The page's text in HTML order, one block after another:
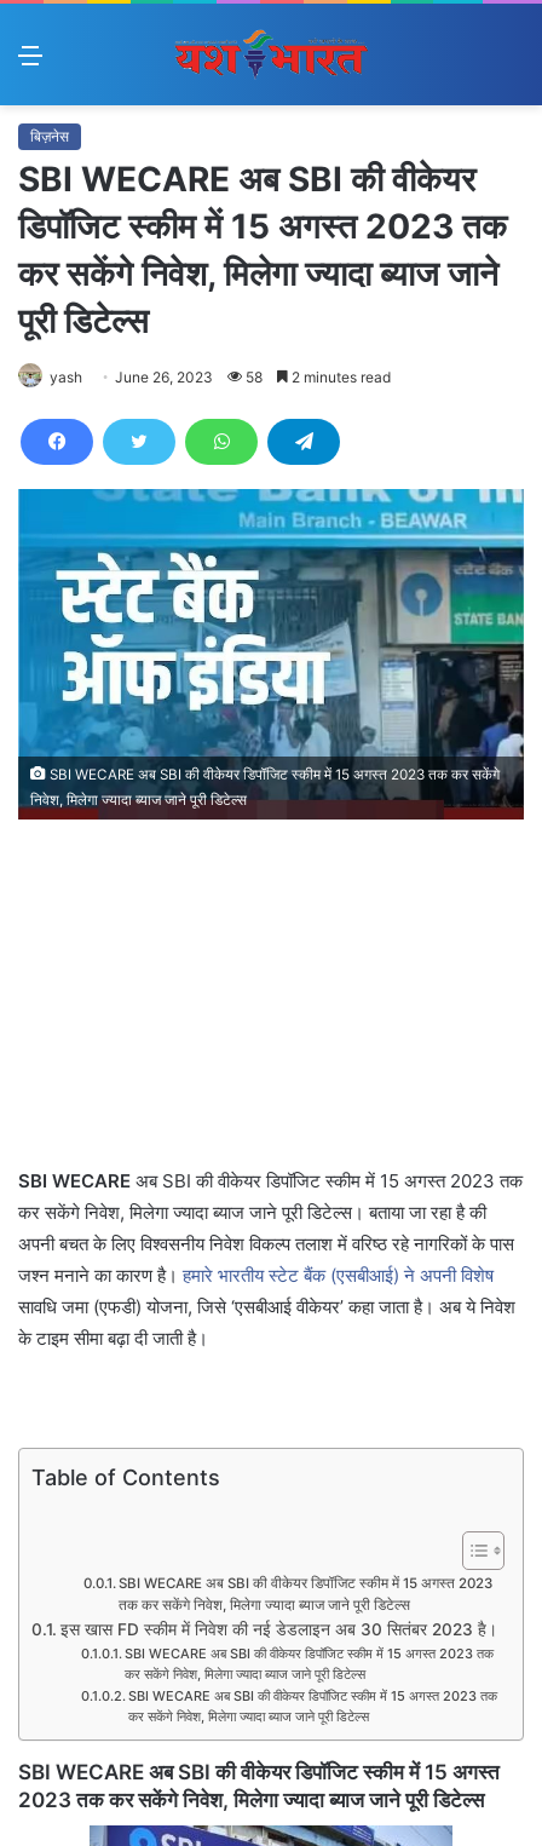
Menu
बिज़नेस
SBI WECARE अब SBI की वीकेयर
डिपॉजिट स्कीम में 15 अगस्त 2023 तक
कर सकेंगे निवेश, मिलेगा ज्यादा ब्याज जाने
पूरी डिटेल्स
yash June 26, 2023 58 2 minutes read
SBI WECARE अब SBI की वीकेयर डिपॉजिट स्कीम में 15 अगस्त 2023 तक कर सकेंगे
निवेश, मिलेगा ज्यादा ब्याज जाने पूरी डिटेल्स
SBI WECARE अब SBI की वीकेयर डिपॉजिट स्कीम में 15 अगस्त 2023 तक
कर सकेंगे निवेश, मिलेगा ज्यादा ब्याज जाने पूरी डिटेल्स। बताया जा रहा है की
अपनी बचत के लिए विश्वसनीय निवेश विकल्प तलाश में वरिष्ठ रहे नागरिकों के पास
जश्न मनाने का कारण है। हमारे भारतीय स्टेट बैंक (एसबीआई) ने अपनी विशेष
सावधि जमा (एफडी) योजना, जिसे ‘एसबीआई वीकेयर’ कहा जाता है। अब ये निवेश
के टाइम सीमा बढ़ा दी जाती है।
Table of Contents
SBI WECARE अब SBI की वीकेयर डिपॉजिट स्कीम में 15 अगस्त 2023
तक कर सकेंगे निवेश, मिलेगा ज्यादा ब्याज जाने पूरी डिटेल्स
इस खास FD स्कीम में निवेश की नई डेडलाइन अब 30 सितंबर 2023 है।
SBI WECARE अब SBI की वीकेयर डिपॉजिट स्कीम में 15 अगस्त 2023 तक
कर सकेंगे निवेश, मिलेगा ज्यादा ब्याज जाने पूरी डिटेल्स
SBI WECARE अब SBI की वीकेयर डिपॉजिट स्कीम में 15 अगस्त 2023 तक
कर सकेंगे निवेश, मिलेगा ज्यादा ब्याज जाने पूरी डिटेल्स
SBI WECARE अब SBI की वीकेयर डिपॉजिट स्कीम में 15 अगस्त
2023 तक कर सकेंगे निवेश, मिलेगा ज्यादा ब्याज जाने पूरी डिटेल्स